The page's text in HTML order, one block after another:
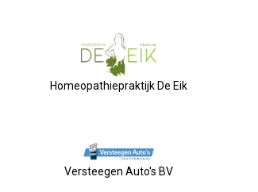
Homeopathiepraktijk De Eik
Versteegen Auto's BV